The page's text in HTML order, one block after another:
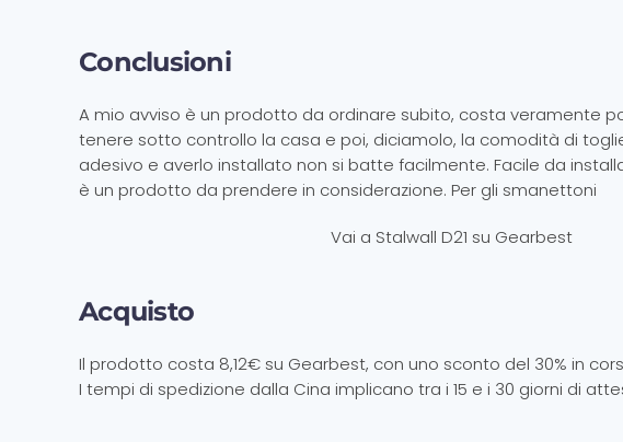
Conclusioni
A mio avviso è un prodotto da ordinare subito, costa veramente
tenere sotto controllo la casa e poi, diciamolo, la comodità di
adesivo e averlo installato non si batte facilmente. Facile da
è un prodotto da prendere in considerazione. Per gli smanettoni
Vai a Stalwall D21 su Gearbest
Acquisto
Il prodotto costa 8,12€ su Gearbest, con uno sconto del 30% in
I tempi di spedizione dalla Cina implicano tra i 15 e i 30 giorni di